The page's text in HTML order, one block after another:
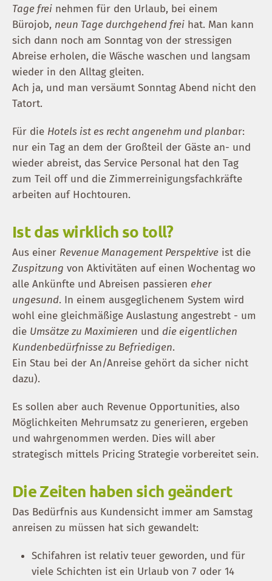
Tage frei nehmen für den Urlaub, bei einem
Bürojob, neun Tage durchgehend frei hat. Man kann
sich dann noch am Sonntag von der stressigen
Abreise erholen, die Wäsche waschen und langsam
wieder in den Alltag gleiten.
Ach ja, und man versäumt Sonntag Abend nicht den
Tatort.
Für die Hotels ist es recht angenehm und planbar:
nur ein Tag an dem der Großteil der Gäste an- und
wieder abreist, das Service Personal hat den Tag
zum Teil off und die Zimmerreinigungsfachkräfte
arbeiten auf Hochtouren.
Ist das wirklich so toll?
Aus einer Revenue Management Perspektive ist die
Zuspitzung von Aktivitäten auf einen Wochentag wo
alle Ankünfte und Abreisen passieren eher
ungesund. In einem ausgeglichenem System wird
wohl eine gleichmäßige Auslastung angestrebt - um
die Umsätze zu Maximieren und die eigentlichen
Kundenbedürfnisse zu Befriedigen.
Ein Stau bei der An/Anreise gehört da sicher nicht
dazu).
Es sollen aber auch Revenue Opportunities, also
Möglichkeiten Mehrumsatz zu generieren, ergeben
und wahrgenommen werden. Dies will aber
strategisch mittels Pricing Strategie vorbereitet sein.
Die Zeiten haben sich geändert
Das Bedürfnis aus Kundensicht immer am Samstag
anreisen zu müssen hat sich gewandelt:
Schifahren ist relativ teuer geworden, und für
viele Schichten ist ein Urlaub von 7 oder 14